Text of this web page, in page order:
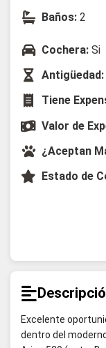
Baños: 2
Cochera: Si
Antigüedad:
Tiene
Valor de
¿Aceptan
Estado de
Excelente
dentro del